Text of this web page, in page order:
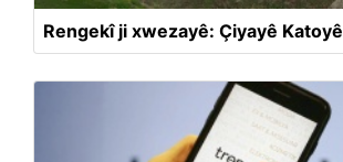
Rengekî ji xwezayê: Çiyayê Katoyê